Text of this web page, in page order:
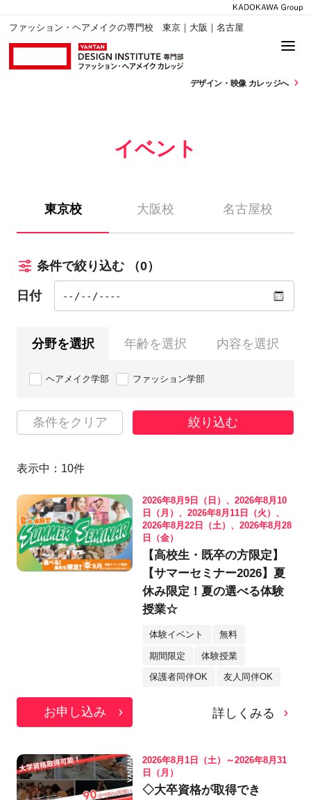
ファッション・ヘアメイクの専門校 東京｜大阪｜名古屋
デザイン・ 映像 カレッジへ
イベント
東京校 大阪校 名古屋校
条件で絞り込む （0）
日付
分野を選択 年齢を選択 内容を選択
ヘアメイク学部 ファッション学部
条件をクリア 絞り込む
表示中： 10件
2026年8月9日（日）、2026年8月10
日（月）、2026年8月11日（火）、
2026年8月22日（土）、2026年8月28
日（金）
【高校生・既卒の方限定】
【サマーセミナー2026】夏
休み限定！夏の選べる体験
授業☆
体験イベント 無料
期間限定 体験授業
保護者同伴OK 友人同伴OK
お申し込み 詳しくみる
2026年8月1日（土）～2026年8月31
日（月）
◇大卒資格が取得でき